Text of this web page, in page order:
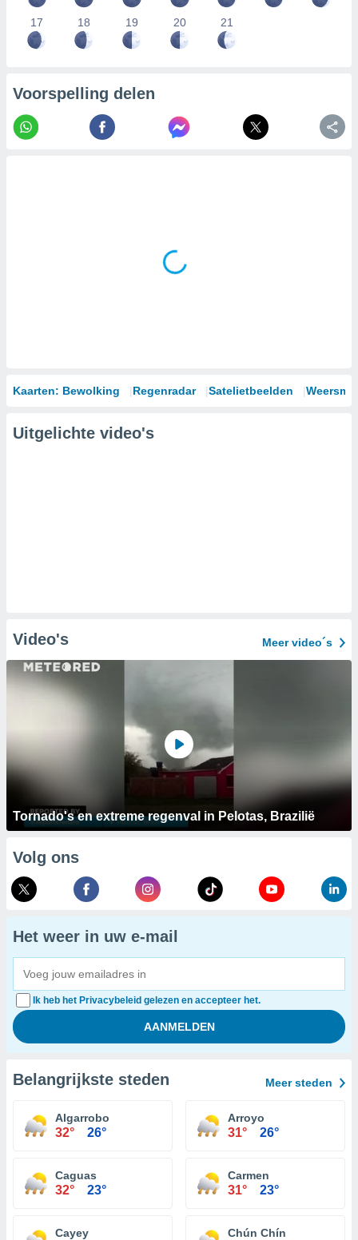
17 18 19 20 21
Voorspelling delen
Kaarten: Bewolking Regenradar Satelietbeelden
Uitgelichte video's
Video's Meer video´s
Tornado's en extreme regenval in Pelotas, Brazilië
Volg ons
Het weer in uw e-mail
Ik heb het Privacybeleid gelezen en accepteer het.
Belangrijkste steden Meer steden
Algarrobo
32° 26°
Arroyo
31° 26°
Caguas
32° 23°
Carmen
31° 23°
Cayey Chún Chín